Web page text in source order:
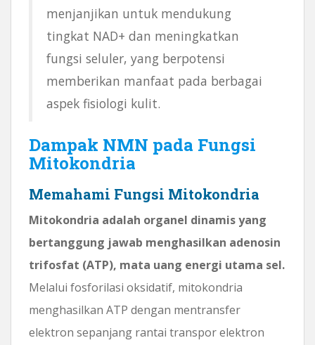
menjanjikan untuk mendukung
tingkat NAD+ dan meningkatkan
fungsi seluler, yang berpotensi
memberikan manfaat pada berbagai
aspek fisiologi kulit.
Dampak NMN pada Fungsi
Mitokondria
Memahami Fungsi Mitokondria
Mitokondria adalah organel dinamis yang
bertanggung jawab menghasilkan adenosin
trifosfat (ATP), mata uang energi utama sel.
Melalui fosforilasi oksidatif, mitokondria
menghasilkan ATP dengan mentransfer
elektron sepanjang rantai transpor elektron